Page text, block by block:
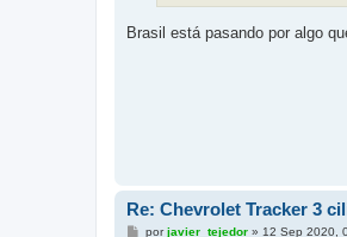
Brasil está pasando por algo
Re: Chevrolet Tracker 3
Mporjavier_tejedor» 12 Sep 2020,